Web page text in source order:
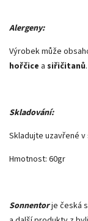
Alergeny:
Výrobek může
hořčice a siřičitanů.
Skladování:
Skladujte uzavřené v
Hmotnost: 60gr
Sonnentorje česká